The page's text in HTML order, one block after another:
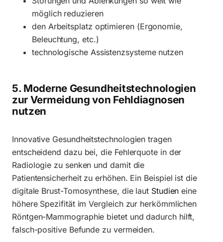
möglich reduzieren
den Arbeitsplatz optimieren (Ergonomie,
Beleuchtung, etc.)
technologische Assistenzsysteme nutzen
5. Moderne Gesundheitstechnologien
zur Vermeidung von Fehldiagnosen
nutzen
Innovative Gesundheitstechnologien tragen
entscheidend dazu bei, die Fehlerquote in der
Radiologie zu senken und damit die
Patientensicherheit zu erhöhen. Ein Beispiel ist die
digitale Brust-Tomosynthese, die laut Studien eine
höhere Spezifität im Vergleich zur herkömmlichen
Röntgen-Mammographie bietet und dadurch hilft,
falsch-positive Befunde zu vermeiden.